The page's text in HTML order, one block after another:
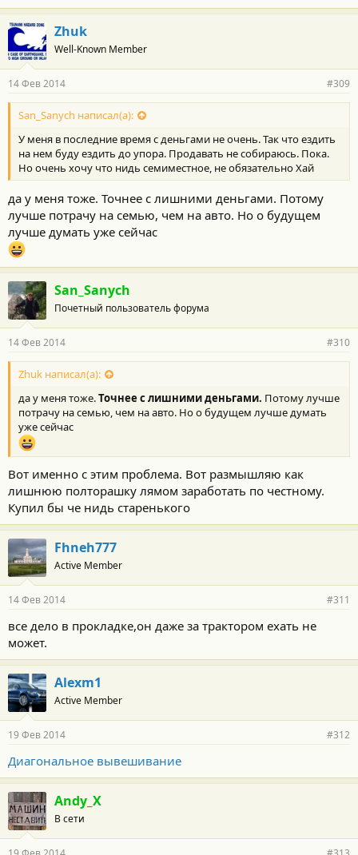
Zhuk
Well-Known Member
14 Фев 2014 #309
San_Sanych написал(а):
У меня в последние время с деньгами не очень. Так что ездить
на нем буду ездить до упора. Продавать не собираюсь. Пока.
Но очень хочу что нидь семиместное, не обязательно Хай
да у меня тоже. Точнее с лишними деньгами. Потому
лучше потрачу на семью, чем на авто. Но о будущем
лучше думать уже сейчас
San_Sanych
Почетный пользователь форума
14 Фев 2014 #310
Zhuk написал(а):
да у меня тоже.Точнее с лишними деньгами. Потому лучше
потрачу на семью, чем на авто. Но о будущем лучше думать
уже сейчас
Вот именно с этим проблема. Вот размышляю как
лишнюю полторашку лямом заработать по честному.
Купил бы че нидь старенького
Fhneh777
Active Member
14 Фев 2014 #311
все дело в прокладке,он даже за трактором ехать не
может.
Alexm1
Active Member
19 Фев 2014 #312
Диагональное вывешивание
Andy_X
В сети